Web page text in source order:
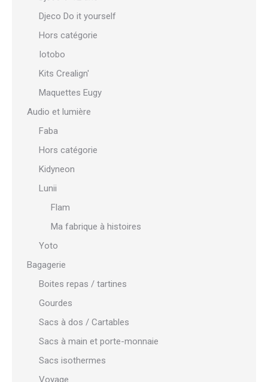
Djeco Do it yourself
Hors catégorie
Iotobo
Kits Crealign'
Maquettes Eugy
Audio et lumière
Faba
Hors catégorie
Kidyneon
Lunii
Flam
Ma fabrique à histoires
Yoto
Bagagerie
Boites repas / tartines
Gourdes
Sacs à dos / Cartables
Sacs à main et porte-monnaie
Sacs isothermes
Voyage